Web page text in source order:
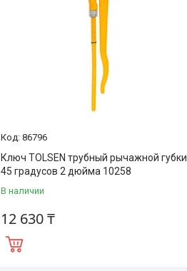
86796
Ключ TOLSEN трубный рычажной губки
45 градусов 2 дюйма 10258
В наличии
12 630 ₸